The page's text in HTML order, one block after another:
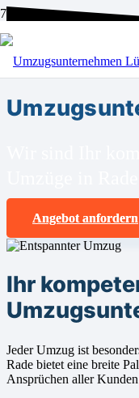
BEI UNS SIND
Angebot anfordern
Ihr
Jeder Umzug ist
Rade bietet eine breite
Ansprüchen aller